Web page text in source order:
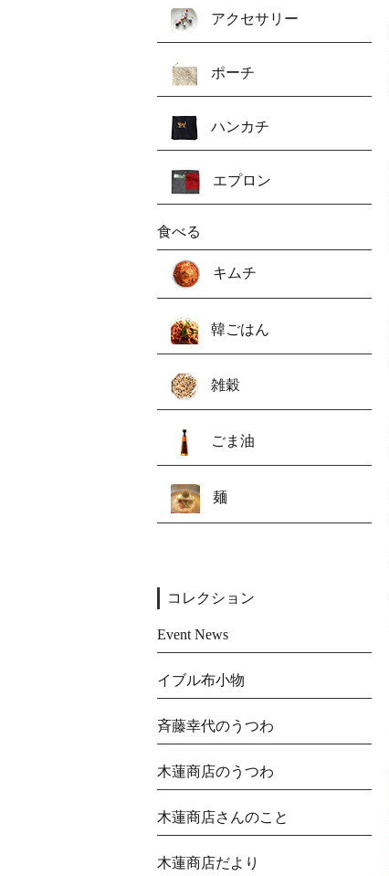
アクセサリー
ポーチ
ハンカチ
エプロン
食べる
キムチ
韓ごはん
雑穀
ごま油
麺
コレクション
Event News
イブル布小物
斉藤幸代のうつわ
木蓮商店のうつわ
木蓮商店さんのこと
木蓮商店だより